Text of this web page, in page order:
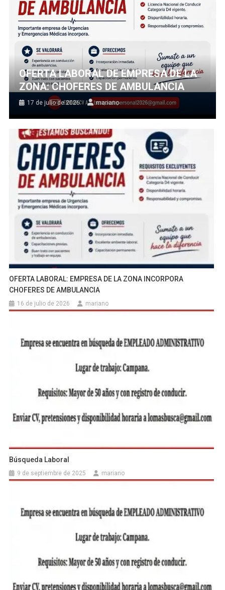
OFERTA LABORAL DE EMPRESA DE LA
ZONA: CHOFERES DE AMBULANCIA
17 de julio de 2026 mariano
OFERTA LABORAL: EMPRESA DE LA ZONA INCORPORA
CHOFERES DE AMBULANCIA
16 de julio de 2026 mariano
Búsqueda Laboral
9 de septiembre de 2025 mariano